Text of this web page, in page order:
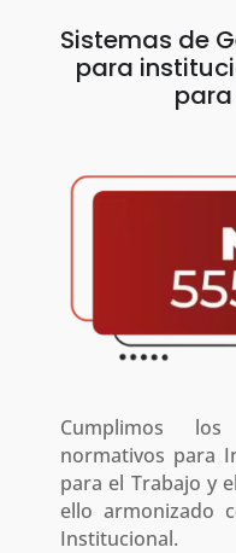
Sistemas de
para
Cumplimos
normativos para
para el Trabajo y
ello armonizado
Institucional.